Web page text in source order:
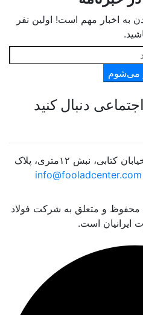
اخبار مهم است! اولین نفر
می‌شوم
دنبال کنید
تهران، قیطریه، میدان کتابی، خیابان کتابی، نبش ۱۲متری، پلاک
info@fooladcenter.com
و متعلق به شرکت فولاد
ایرانیان است.